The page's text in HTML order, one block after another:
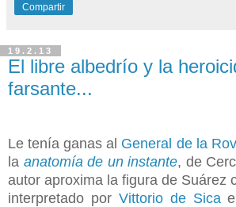
Compartir
19.2.13
El libre albedrío y la
farsante...
Le tenía ganas al General de la
la anatomía de un instante, de
autor aproxima la figura de Suárez
interpretado por Vittorio de Sica